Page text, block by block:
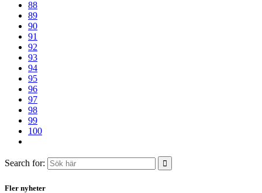
88
89
90
91
92
93
94
95
96
97
98
99
100
Search for:
Fler nyheter